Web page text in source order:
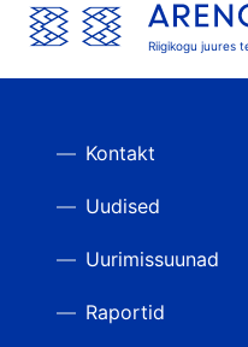
Riigikogu juures
Kontakt
Uudised
Uurimissuunad
Raportid